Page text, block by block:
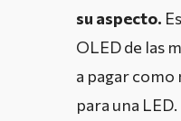
su aspecto.
OLED de las
a pagar
para una LED.